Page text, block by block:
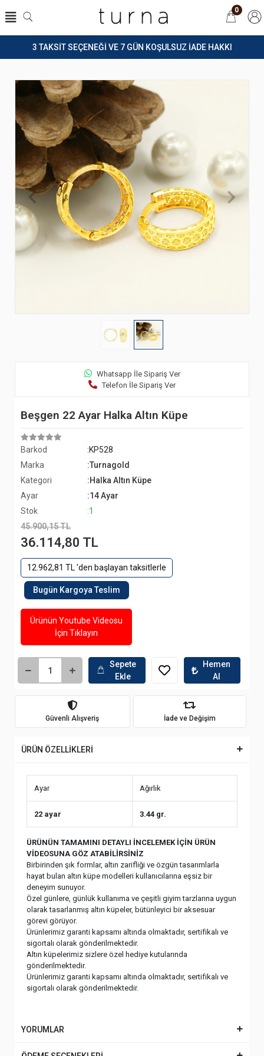
3 TAKSİT SEÇENEĞİ VE 7 GÜN KOŞULSUZ İADE HAKKI
0
Whatsapp İle Sipariş Ver
Telefon İle Sipariş Ver
Beşgen 22 Ayar Halka Altın Küpe
Barkod
:KP528
Marka
:Turnagold
Kategori
:Halka Altın Küpe
Ayar
:14 Ayar
Stok
:1
45.900,15 TL
36.114,80 TL
12.962,81 TL 'den başlayan taksitlerle
Bugün Kargoya Teslim
Ürünün Youtube Videosu
İçin Tıklayın
Sepete
Ekle
Hemen
Al
Güvenli Alışveriş İade ve Değişim
ÜRÜN ÖZELLİKLERİ
Ayar Ağırlık
22 ayar 3.44 gr.
ÜRÜNÜN TAMAMINI DETAYLI İNCELEMEK İÇİN ÜRÜN
VİDEOSUNA GÖZ ATABİLİRSİNİZ
Birbirinden şık formlar, altın zarifliği ve özgün tasarımlarla
hayat bulan altın küpe modelleri kullanıcılarına eşsiz bir
deneyim sunuyor.
Özel günlere, günlük kullanıma ve çeşitli giyim tarzlarına uygun
olarak tasarlanmış altın küpeler, bütünleyici bir aksesuar
görevi görüyor.
Ürünlerimiz garanti kapsamı altında olmaktadır, sertifikalı ve
sigortalı olarak gönderilmektedir.
Altın küpelerimiz sizlere özel hediye kutularında
gönderilmektedir.
Ürünlerimiz garanti kapsamı altında olmaktadır, sertifikalı ve
sigortalı olarak gönderilmektedir.
YORUMLAR